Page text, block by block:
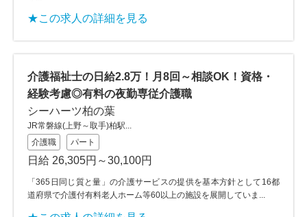
★この求人の詳細を見る
介護福祉士の日給2.8万！月8回～相談OK！資格・
経験考慮◎有料の夜勤専従介護職
シーハーツ柏の葉
JR常磐線(上野～取手)柏駅...
介護職
パート
日給 26,305円～30,100円
「365日同じ質と量」の介護サービスの提供を基本方針として16都
道府県で介護付有料老人ホーム等60以上の施設を展開していま...